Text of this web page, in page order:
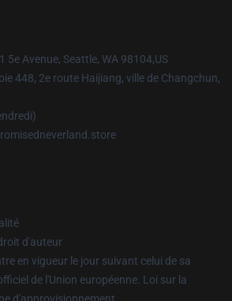
5e Avenue, Seattle, WA 98104,US
448, 2e route Haijiang, ville de Changchun,
d'auteur
en vigueur le jour suivant celui de sa
de l'Union européenne. Loi sur la